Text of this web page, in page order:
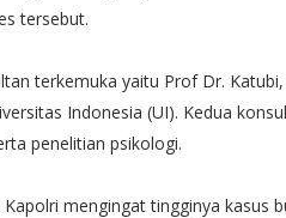
tersebut.
terkemuka yaitu Prof Dr.
Indonesia (UI). Kedua
penelitian psikologi.
mengingat tingginya kasus